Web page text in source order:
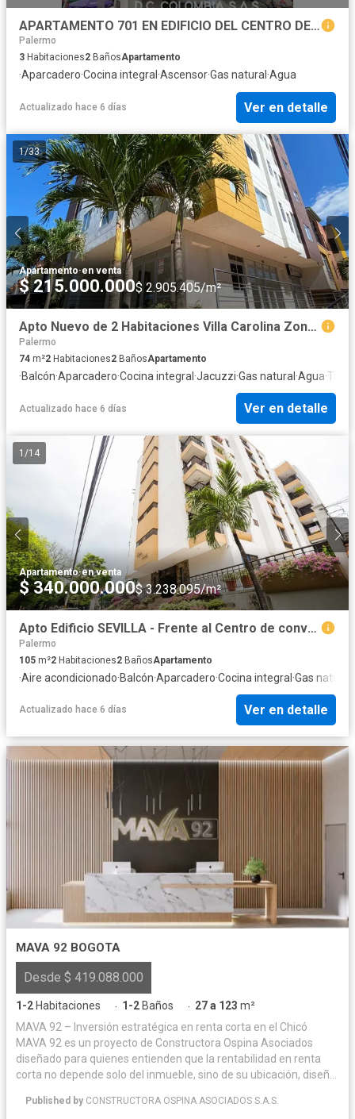
APARTAMENTO 701 EN EDIFICIO DEL CENTRO DE NEIVA - HUILA
Palermo
3 Habitaciones2 BañosApartamento
·Aparcadero·Cocina integral ·Ascensor·Gas natural ·Agua
Actualizado hace 6 días Ver en detalle
1/33
Apartamento·en venta
$ 215.000.000$ 2.905.405/m²
Apto Nuevo de 2 Habitaciones Villa Carolina Zona Norte
Palermo
74 m²2 Habitaciones2 BañosApartamento
·Balcón·Aparcadero·Cocina integral ·Jacuzzi·Gas natural ·Agua·
Actualizado hace 6 días Ver en detalle
1 /14
Apartamento·en venta
$ 340.000.000$ 3.238.095/m²
Apto Edificio SEVILLA - Frente al Centro de convenciones 2 Habitaciones
Palermo
105 m²2 Habitaciones2 BañosApartamento
·Aire acondicionado·Balcón·Aparcadero·Cocina integral·Gas natural
Actualizado hace 6 días Ver en detalle
MAVA 92 BOGOTA
Desde $ 419.088.000
1-2 Habitaciones · 1-2 Baños · 27 a 123 m²
MAVA 92 – Inversión estratégica en renta corta en el Chicó
MAVA 92 es un proyecto de Constructora Ospina Asociados
diseñado para quienes entienden que la rentabilidad en renta
corta no depende solo del inmueble, sino de su ubicación, diseño
con mayor demanda corporativa y turística de Bogotá, el
Published by CONSTRUCTORA OSPINA ASOCIADOS S.A.S.